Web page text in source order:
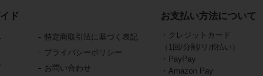
ド
特定商取引法に基づく表記
プライバシーポリシー
お問い合わせ
お支払い方法について
・クレジットカード
（1回/分割/リボ払い）
・PayPay
・Amazon Pay